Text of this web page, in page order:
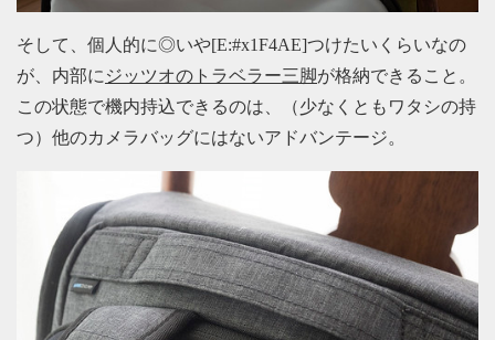
そして、個人的に◎いや[E:#x1F4AE]つけたいくらいなの
が、内部に ジッツオのトラベラー三脚が格納できること。
この状態で機内持込できるのは、（少なくともワタシの持
つ）他のカメラバッグにはないアドバンテージ。